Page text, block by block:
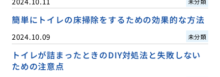
簡単にトイレの床掃除をするための効果的な方法
2024.10.09 未分類
トイレが詰まったときのDIY対処法と失敗しない
ための注意点